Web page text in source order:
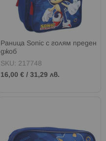
Раница Sonic с голям преден
джоб
SKU: 217748
16,00 € /31,29 лв.